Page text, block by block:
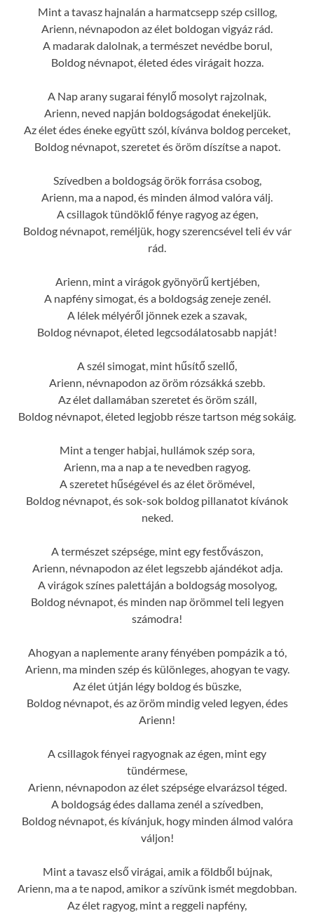
Mint a tavasz hajnalán a harmatcsepp szép csillog,
Arienn, névnapodon az élet boldogan vigyáz rád.
A madarak dalolnak, a természet nevédbe borul,
Boldog névnapot, életed édes virágait hozza.
A Nap arany sugarai fénylő mosolyt rajzolnak,
Arienn, neved napján boldogságodat énekeljük.
Az élet édes éneke együtt szól, kívánva boldog perceket,
Boldog névnapot, szeretet és öröm díszítse a napot.
Szívedben a boldogság örök forrása csobog,
Arienn, ma a napod, és minden álmod valóra válj.
A csillagok tündöklő fénye ragyog az égen,
Boldog névnapot, reméljük, hogy szerencsével teli év vár
rád.
Arienn, mint a virágok gyönyörű kertjében,
A napfény simogat, és a boldogság zeneje zenél.
A lélek mélyéről jönnek ezek a szavak,
Boldog névnapot, életed legcsodálatosabb napját!
A szél simogat, mint hűsítő szellő,
Arienn, névnapodon az öröm rózsákká szebb.
Az élet dallamában szeretet és öröm száll,
Boldog névnapot, életed legjobb része tartson még sokáig.
Mint a tenger habjai, hullámok szép sora,
Arienn, ma a nap a te nevedben ragyog.
A szeretet hűségével és az élet örömével,
Boldog névnapot, és sok-sok boldog pillanatot kívánok
neked.
A természet szépsége, mint egy festővászon,
Arienn, névnapodon az élet legszebb ajándékot adja.
A virágok színes palettáján a boldogság mosolyog,
Boldog névnapot, és minden nap örömmel teli legyen
számodra!
Ahogyan a naplemente arany fényében pompázik a tó,
Arienn, ma minden szép és különleges, ahogyan te vagy.
Az élet útján légy boldog és büszke,
Boldog névnapot, és az öröm mindig veled legyen, édes
Arienn!
A csillagok fényei ragyognak az égen, mint egy
tündérmese,
Arienn, névnapodon az élet szépsége elvarázsol téged.
A boldogság édes dallama zenél a szívedben,
Boldog névnapot, és kívánjuk, hogy minden álmod valóra
váljon!
Mint a tavasz első virágai, amik a földből bújnak,
Arienn, ma a te napod, amikor a szívünk ismét megdobban.
Az élet ragyog, mint a reggeli napfény,